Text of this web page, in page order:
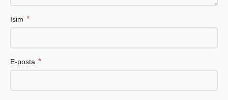
İsim *
E-posta *